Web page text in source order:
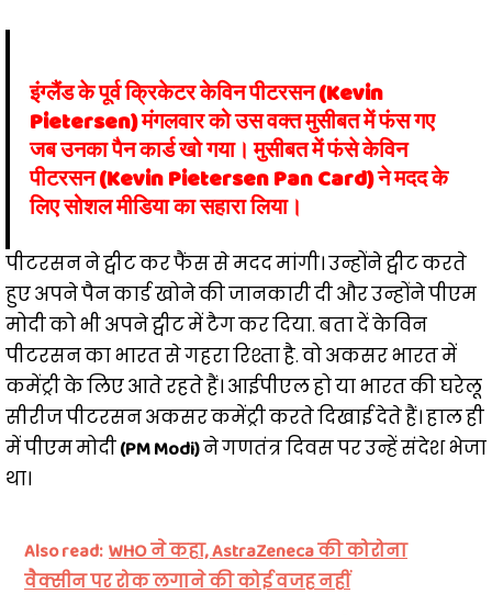
इंग्लैंड के पूर्व क्रिकेटर केविन पीटरसन (Kevin
Pietersen) मंगलवार को उस वक्त मुसीबत में फंस गए
जब उनका पैन कार्ड खो गया।मुसीबत में फंसे केविन
पीटरसन (Kevin Pietersen Pan Card) ने मदद के
लिए सोशल मीडिया का सहारा लिया।
पीटरसन ने ट्वीट कर फैंस से मदद मांगी। उन्होंने ट्वीट करते
हुए अपने पैन कार्ड खोने की जानकारी दी और उन्होंने पीएम
मोदी को भी अपने ट्वीट में टैग कर दिया. बता दें केविन
पीटरसन का भारत से गहरा रिश्ता है. वो अकसर भारत में
कमेंट्री के लिए आते रहते हैं। आईपीएल हो या भारत की घरेलू
सीरीज पीटरसन अकसर कमेंट्री करते दिखाई देते हैं। हाल ही
में पीएम मोदी(PM Modi)ने गणतंत्र दिवस पर उन्हें संदेश भेजा
था।
Also read: WHO ने कहा, AstraZeneca की कोरोना
वैक्सीन पर रोक लगाने की कोई वजह नहीं